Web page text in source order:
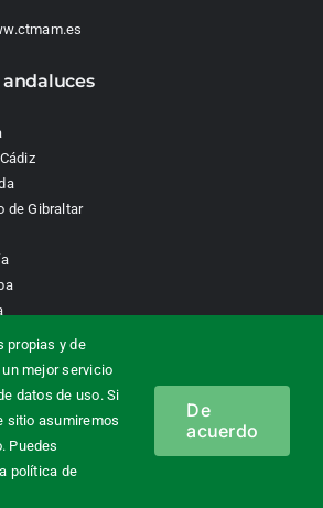
andaluces
de Gibraltar
Metropolitano. Área de Málaga |
legal Política de privacidad|
propias y de
mejor servicio
datos de uso. Si
sitio asumiremos
Puedes
política de
De
acuerdo